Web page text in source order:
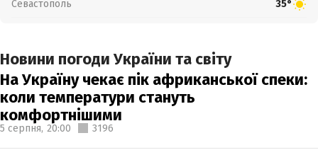
Севастополь 35°
Новини погоди України та світу
На Україну чекає пік африканської спеки:
коли температури стануть
комфортнішими
5 серпня, 20:00 3196